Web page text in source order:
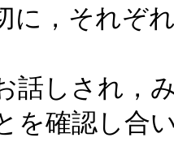
に，それぞ
話しされ，
を確認し合